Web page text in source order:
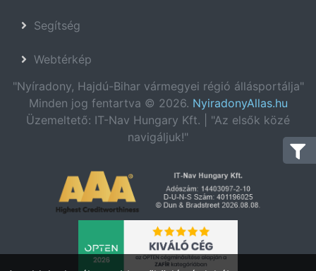
Segítség
Webtérkép
"Nyíradony, Hajdú-Bihar vármegyei régió állásportálja"
Minden jog fentartva © 2026. NyiradonyAllas.hu
Üzemeltető: IT-Nav Hungary Kft. | "Az elsők közé
navigáljuk!"